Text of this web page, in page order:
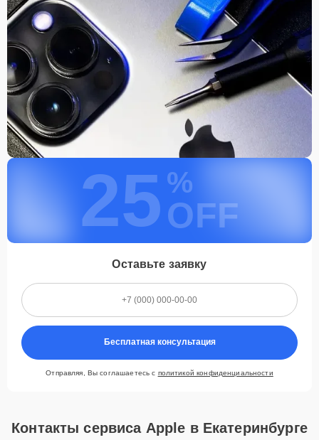
25 %
OFF
Оставьте заявку
Бесплатная консультация
Отправляя, Вы соглашаетесь с политикой конфиденциальности
Контакты сервиса Apple в Екатеринбурге